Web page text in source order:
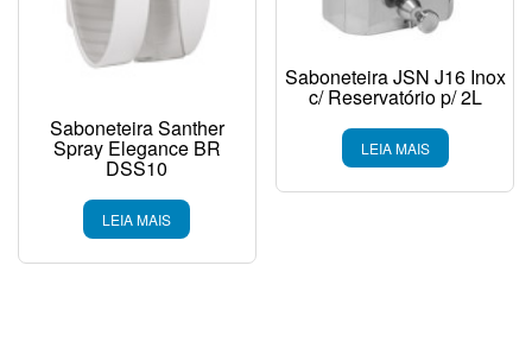
Saboneteira Santher
Spray Elegance BR
DSS10
LEIA MAIS
Saboneteira JSN J16 Inox
c/ Reservatório p/ 2L
LEIA MAIS